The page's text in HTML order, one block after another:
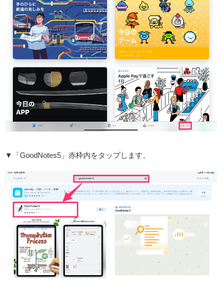
▼「GoodNotes5」赤枠内をタップします。